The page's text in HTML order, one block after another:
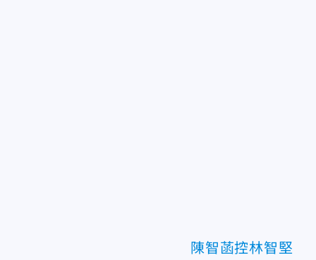
陳智菡控林智堅